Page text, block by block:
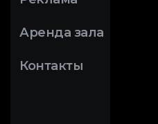
Аренда зала
Контакты